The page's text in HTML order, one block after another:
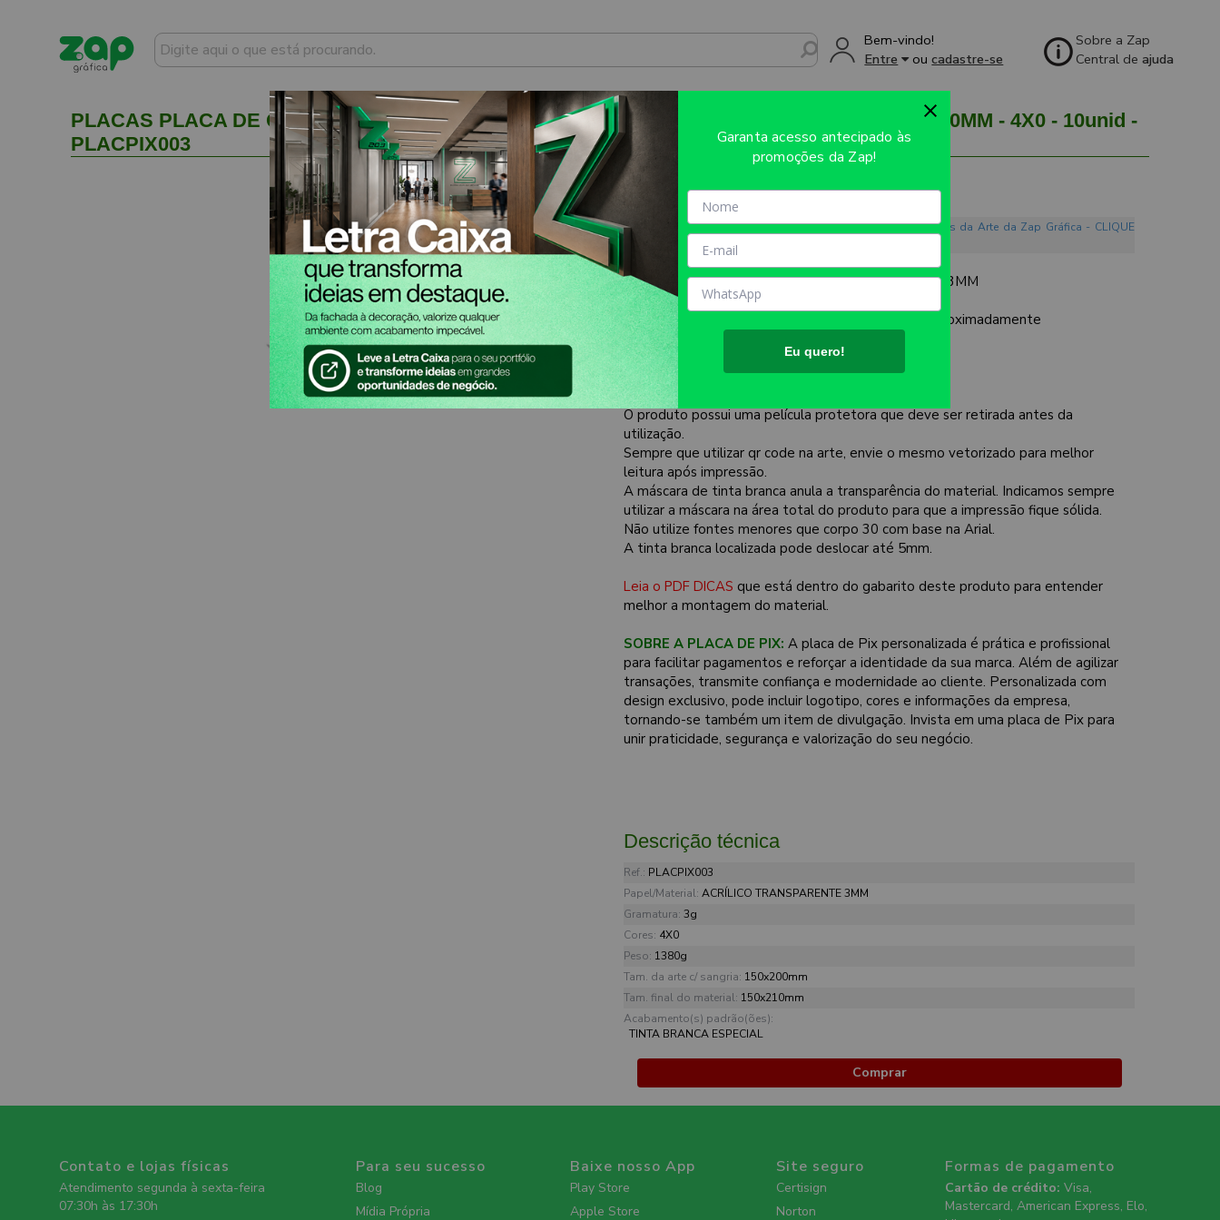
Bem-vindo!
Entre
oucadastre-se
Sobre a Zap
Central deajuda
PLACAS PLACA DE QR CODE PIX IMPRESSÃO UV ACRÍLICO TRANSPARENTE 3MM 150X210MM - 4X0 - 10unid -
PLACPIX003
Sobre o produto
Evite refugos e erros de impressão. Conheça os Mandamentos da Arte da Zap Gráfica - CLIQUE
MATÉRIA PRIMA:ACRÍLICO TRANSPARENTE DE 3MM
TAMANHO FINAL DO PRODUTO: 150x210mm aproximadamente
TIPO DE IMPRESSÃO: UV
INFORMAÇÕES IMPORTANTES:
O produto possui uma película protetora que deve ser retirada antes da
utilização.
Sempre que utilizar qr code na arte, envie o mesmo vetorizado para melhor
leitura após impressão.
A máscara de tinta branca anula a transparência do material. Indicamos sempre
utilizar a máscara na área total do produto para que a impressão fique sólida.
Não utilize fontes menores que corpo 30 com base na Arial.
A tinta branca localizada pode deslocar até 5mm.
Leia o PDF DICAS que está dentro do gabarito deste produto para entender
melhor a montagem do material.
SOBRE A PLACA DE PIX: A placa de Pix personalizada é prática e profissional
para facilitar pagamentos e reforçar a identidade da sua marca. Além de agilizar
transações, transmite confiança e modernidade ao cliente. Personalizada com
design exclusivo, pode incluir logotipo, cores e informações da empresa,
tornando-se também um item de divulgação. Invista em uma placa de Pix para
unir praticidade, segurança e valorização do seu negócio.
Descrição técnica
Ref.: PLACPIX003
Papel/Material: ACRÍLICO TRANSPARENTE 3MM
Gramatura: 3g
Cores: 4X0
Peso: 1380g
Tam. da arte c/ sangria: 150x200mm
Tam. final do material: 150x210mm
Acabamento(s) padrão(ões):
TINTA BRANCA ESPECIAL
Comprar
Contato e lojas físicas
Atendimento segunda à sexta-feira
07:30h às 17:30h
Para seu sucesso
Blog
Mídia Própria
Baixe nosso App
Play Store
Apple Store
Site seguro
Certisign
Norton
Formas de pagamento
Cartão de crédito: Visa,
Mastercard, American Express, Elo,
Garanta acesso antecipado às
promoções da Zap!
Eu quero!